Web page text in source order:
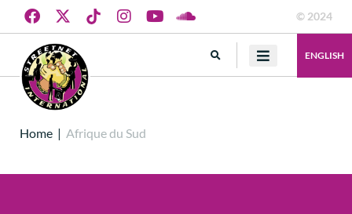
© 2024
ENGLISH
Home | Afrique du Sud